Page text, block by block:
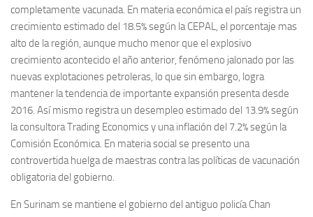
completamente vacunada. En materia económica el país registra un
crecimiento estimado del 18.5% según la CEPAL, el porcentaje mas
alto de la región, aunque mucho menor que el explosivo
crecimiento acontecido el año anterior, fenómeno jalonado por las
nuevas explotaciones petroleras, lo que sin embargo, logra
mantener la tendencia de importante expansión presenta desde
2016. Así mismo registra un desempleo estimado del 13.9% según
la consultora Trading Economics y una inflación del 7.2% según la
Comisión Económica. En materia social se presento una
controvertida huelga de maestras contra las políticas de vacunación
obligatoria del gobierno.
En Surinam se mantiene el gobierno del antiguo policía Chan